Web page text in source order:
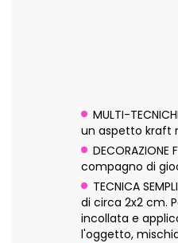
MULTI-
un aspetto kraft
compagno di
TECNICA
di circa 2x2 cm.
incollata e
l'oggetto,